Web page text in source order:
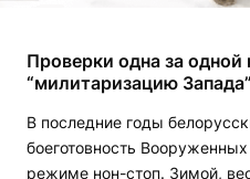
Проверки одна за одной
“милитаризацию Запада”
В последние годы
боеготовность
режиме нон-стоп. Зимой,